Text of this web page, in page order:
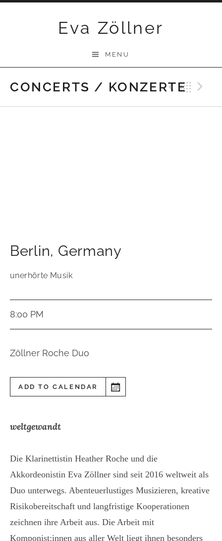
Eva Zöllner
MENU
CONCERTS / KONZERTE
Berlin, Germany
unerhörte Musik
8:00 PM
Zöllner Roche Duo
ADD TO CALENDAR
weltgewandt
Die Klarinettistin Heather Roche und die
Akkordeonistin Eva Zöllner sind seit 2016 weltweit als
Duo unterwegs. Abenteuerlustiges Musizieren, kreative
Risikobereitschaft und langfristige Kooperationen
zeichnen ihre Arbeit aus. Die Arbeit mit
Komponist:innen aus aller Welt liegt ihnen besonders